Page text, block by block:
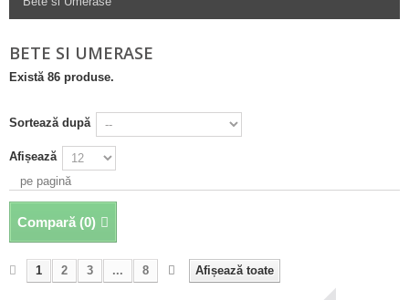
BETE SI UMERASE
Există 86 produse.
Sortează după
Afișează
pe pagină
Compară (0)
Afișează toate
1 2 3 ... 8